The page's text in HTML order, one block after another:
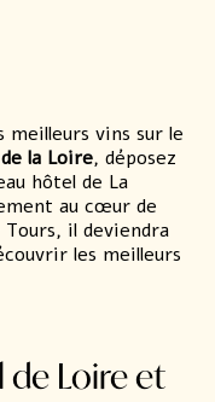
vins sur le
la Loire, déposez
hôtel de La
au cœur de
il deviendra
les meilleurs
Loire et